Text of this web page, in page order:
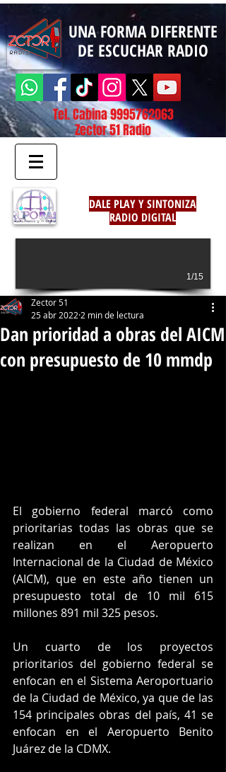
UNA FORMA DIFERENTE
DE ESCUCHAR RADIO
Tel. Cabina9995762063
Zector 51 Radio
DALE PLAY Y SINTONIZA
RADIO DIGITAL
1/15
Dan prioridad a obras del AICM
con presupuesto de 10 mmdp
Zector 51
25 abr 2022 2 min de lectura
El gobierno federal marcó como
prioritarias todas las obras que se
realizan en el Aeropuerto
Internacional de la Ciudad de México
(AICM), que en este año tienen un
presupuesto total de 10 mil 615
millones 891 mil 325 pesos.
Un cuarto de los proyectos
prioritarios del gobierno federal se
enfocan en el Sistema Aeroportuario
de la Ciudad de México, ya que de las
154 principales obras del país, 41 se
enfocan en el Aeropuerto Benito
Juárez de la CDMX.